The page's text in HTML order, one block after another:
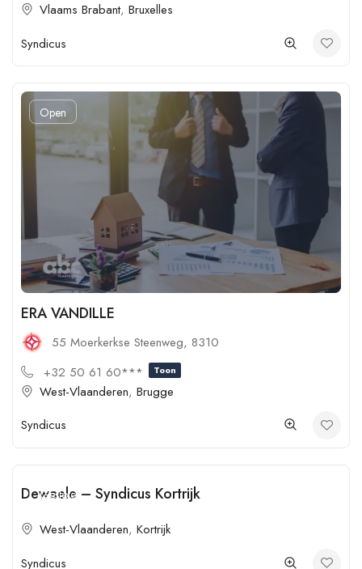
Vlaams Brabant, Bruxelles
Syndicus
Open
ERA VANDILLE
55 Moerkerkse Steenweg, 8310
+32 50 61 60***
Toon
West-Vlaanderen, Brugge
Syndicus
Gesloten
Dewaele – Syndicus Kortrijk
West-Vlaanderen, Kortrijk
Syndicus